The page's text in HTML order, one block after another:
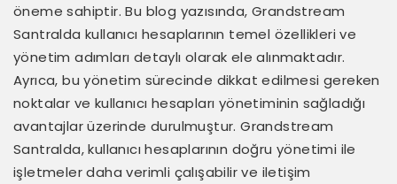
öneme sahiptir. Bu blog yazısında, Grandstream
Santralda kullanıcı hesaplarının temel özellikleri ve
yönetim adımları detaylı olarak ele alınmaktadır.
Ayrıca, bu yönetim sürecinde dikkat edilmesi gereken
noktalar ve kullanıcı hesapları yönetiminin sağladığı
avantajlar üzerinde durulmuştur. Grandstream
Santralda, kullanıcı hesaplarının doğru yönetimi ile
işletmeler daha verimli çalışabilir ve iletişim